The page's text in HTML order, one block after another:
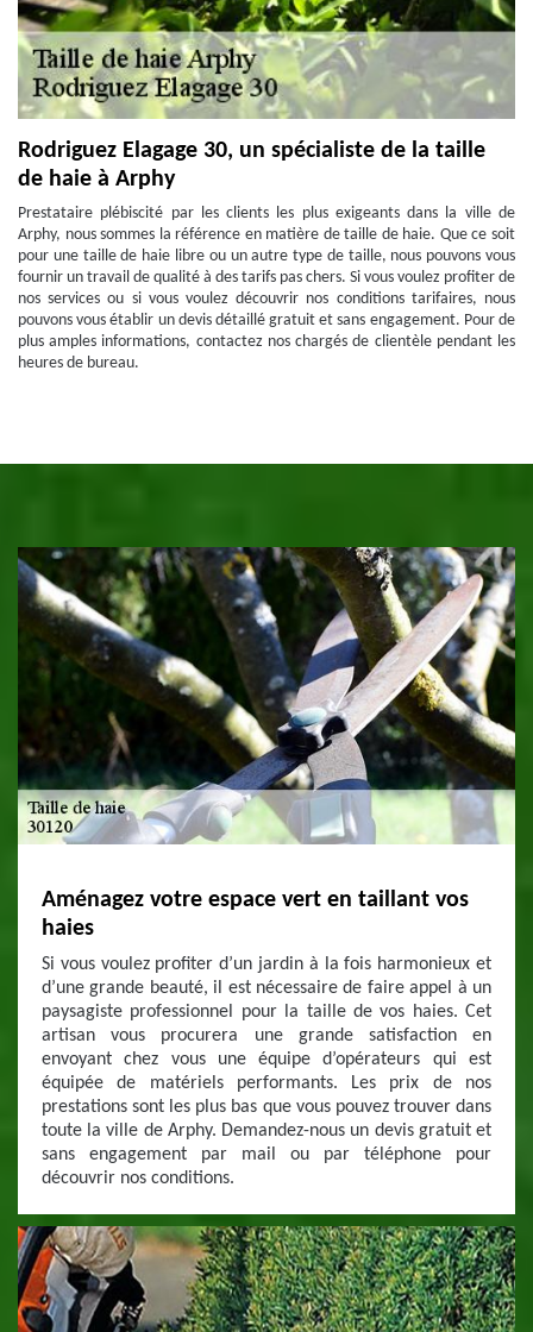
Rodriguez Elagage 30, un spécialiste de la taille
de haie à Arphy
Prestataire plébiscité par les clients les plus exigeants dans la ville de
Arphy, nous sommes la référence en matière de taille de haie. Que ce soit
pour une taille de haie libre ou un autre type de taille, nous pouvons vous
fournir un travail de qualité à des tarifs pas chers. Si vous voulez profiter de
nos services ou si vous voulez découvrir nos conditions tarifaires, nous
pouvons vous établir un devis détaillé gratuit et sans engagement. Pour de
plus amples informations, contactez nos chargés de clientèle pendant les
heures de bureau.
Aménagez votre espace vert en taillant vos
haies
Si vous voulez profiter d’un jardin à la fois harmonieux et
d’une grande beauté, il est nécessaire de faire appel à un
paysagiste professionnel pour la taille de vos haies. Cet
artisan vous procurera une grande satisfaction en
envoyant chez vous une équipe d’opérateurs qui est
équipée de matériels performants. Les prix de nos
prestations sont les plus bas que vous pouvez trouver dans
toute la ville de Arphy. Demandez-nous un devis gratuit et
sans engagement par mail ou par téléphone pour
découvrir nos conditions.